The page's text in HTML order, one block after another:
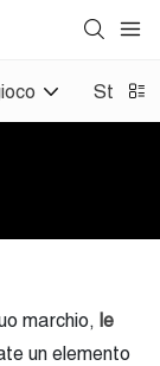
marchio, le
un elemento